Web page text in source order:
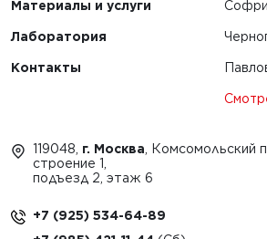
Материалы и услуги
Лаборатория
Контакты
119048, г. Москва , Комсомольский
строение 1,
подъезд 2, этаж 6
+7 (925) 534-64-89